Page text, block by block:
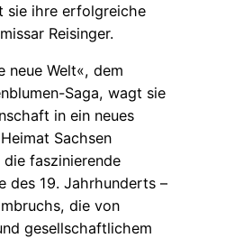
sie ihre erfolgreiche
Reisinger.
neue Welt«, dem
Saga, wagt sie
in ein neues
Sachsen
faszinierende
des 19. Jahrhunderts –
die von
gesellschaftlichem